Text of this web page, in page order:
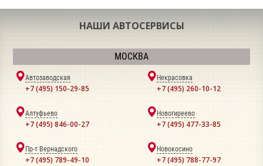
НАШИ АВТОСЕРВИСЫ
МОСКВА
Автозаводская
+7 (495) 150-29-85
Некрасовка
+7 (495) 260-10-12
Алтуфьево
+7 (495) 846-00-27
Новогиреево
+7 (495) 477-33-85
Пр-т Вернадского
+7 (495) 789-49-10
Новокосино
+7 (495) 788-77-97